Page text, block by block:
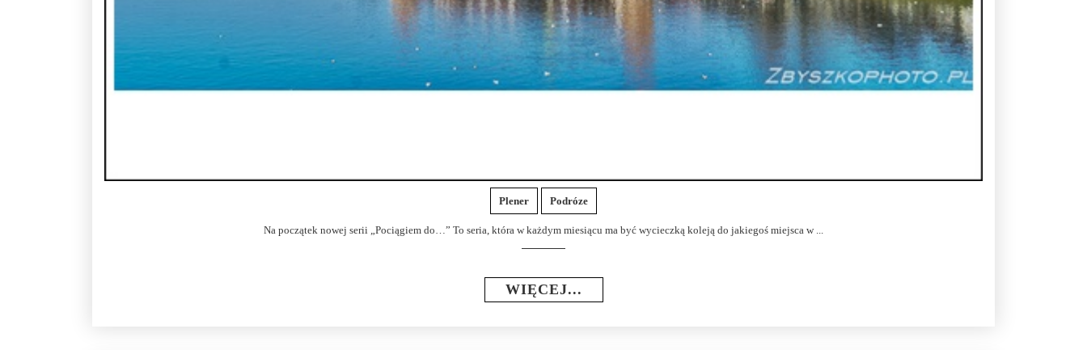
Plener Podróze
Na początek nowej serii „Pociągiem do…” To seria, która w każdym miesiącu ma być wycieczką koleją do jakiegoś miejsca w ...
WIĘCEJ...